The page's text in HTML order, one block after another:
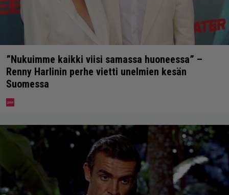
”Nukuimme kaikki viisi samassa huoneessa” –
Renny Harlinin perhe vietti unelmien kesän
Suomessa